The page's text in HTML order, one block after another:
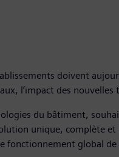
doivent
l’impact des
du bâtiment,
unique, complète
global